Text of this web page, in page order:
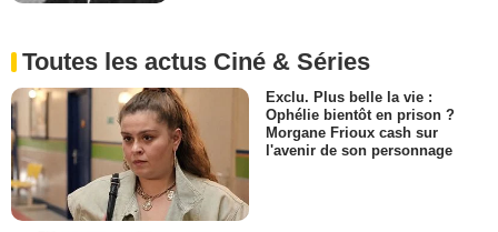
Toutes les actus Ciné & Séries
Exclu. Plus belle la vie :
Ophélie bientôt en prison ?
Morgane Frioux cash sur
l'avenir de son personnage